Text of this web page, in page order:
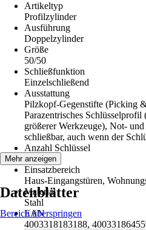
Artikeltyp
Profilzylinder
Ausführung
Doppelzylinder
Größe
50/50
Schließfunktion
Einzelschließend
Ausstattung
Pilzkopf-Gegenstifte (Picking
Parazentrisches
größerer Werkzeuge), Not-
schließbar, auch wenn der
Anzahl Schlüssel
5
Einsatzbereich
Haus-Eingangstüren,
Material
Stahl
EAN
4003318183188,
Mehr anzeigen
Datenblätter
Bereich überspringen